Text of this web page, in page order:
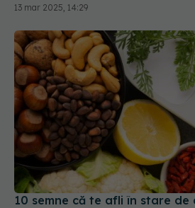
13 mar 2025, 14:29
10 semne că te afli în stare de